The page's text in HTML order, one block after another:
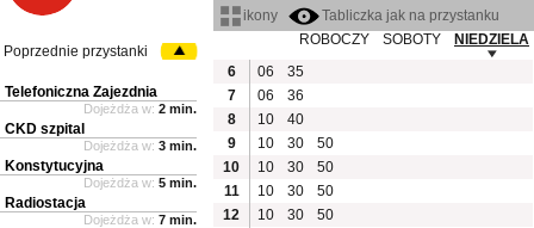
ikony
Tabliczka jak na przystanku
ROBOCZY
SOBOTY
NIEDZIELA
6
06
35
7
06
36
8
10
40
9
10 30
50
10
10 30
50
11
10 30
50
12
10 30
50
Poprzednie przystanki
Telefoniczna Zajezdnia
Dojeżdża w: 2 min.
CKD szpital
Dojeżdża w: 3 min.
Konstytucyjna
Dojeżdża w: 5 min.
Radiostacja
Dojeżdża w: 7 min.